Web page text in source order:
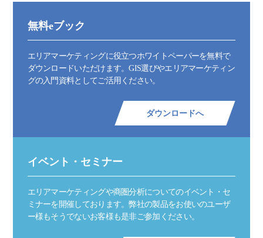
無料eブック
エリアマーケティングに役立つホワイトペーパーを無料で
ダウンロードいただけます。GIS選びやエリアマーケティン
グの入門資料としてご活用ください。
ダウンロードへ
イベント・セミナー
エリアマーケティングや商圏分析についてのイベント・セ
ミナーを開催しております。弊社の製品をお使いのユーザ
ー様もそうでないお客様も是非ご参加ください。